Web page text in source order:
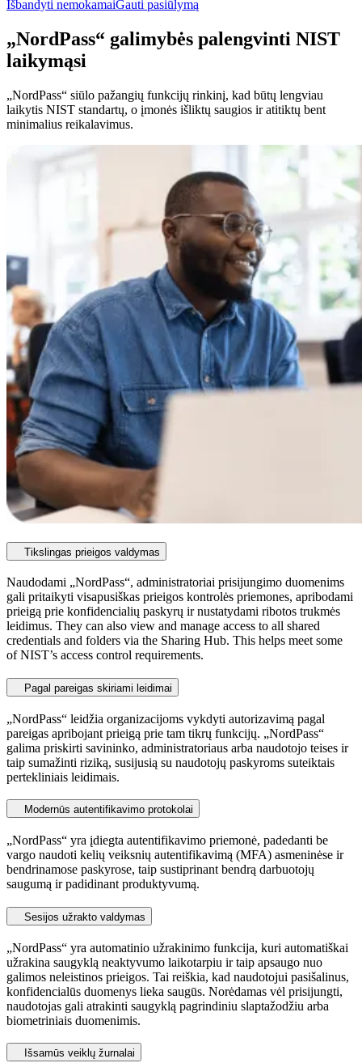
Išbandyti nemokamaiGauti pasiūlymą
„NordPass“ galimybės palengvinti NIST
laikymąsi
„NordPass“ siūlo pažangių funkcijų rinkinį, kad būtų lengviau
laikytis NIST standartų, o įmonės išliktų saugios ir atitiktų bent
minimalius reikalavimus.
Tikslingas prieigos valdymas
Naudodami „NordPass“, administratoriai prisijungimo duomenims
gali pritaikyti visapusiškas prieigos kontrolės priemones, apribodami
prieigą prie konfidencialių paskyrų ir nustatydami ribotos trukmės
leidimus. They can also view and manage access to all shared
credentials and folders via the Sharing Hub. This helps meet some
of NIST’s access control requirements.
Pagal pareigas skiriami leidimai
„NordPass“ leidžia organizacijoms vykdyti autorizavimą pagal
pareigas apribojant prieigą prie tam tikrų funkcijų. „NordPass“
galima priskirti savininko, administratoriaus arba naudotojo teises ir
taip sumažinti riziką, susijusią su naudotojų paskyroms suteiktais
pertekliniais leidimais.
Modernūs autentifikavimo protokolai
„NordPass“ yra įdiegta autentifikavimo priemonė, padedanti be
vargo naudoti kelių veiksnių autentifikavimą (MFA) asmeninėse ir
bendrinamose paskyrose, taip sustiprinant bendrą darbuotojų
saugumą ir padidinant produktyvumą.
Sesijos užrakto valdymas
„NordPass“ yra automatinio užrakinimo funkcija, kuri automatiškai
užrakina saugyklą neaktyvumo laikotarpiu ir taip apsaugo nuo
galimos neleistinos prieigos. Tai reiškia, kad naudotojui pasišalinus,
konfidencialūs duomenys lieka saugūs. Norėdamas vėl prisijungti,
naudotojas gali atrakinti saugyklą pagrindiniu slaptažodžiu arba
biometriniais duomenimis.
Išsamūs veiklų žurnalai